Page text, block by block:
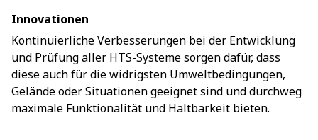
Innovationen
Kontinuierliche Verbesserungen bei der Entwicklung
und Prüfung aller HTS-Systeme sorgen dafür, dass
diese auch für die widrigsten Umweltbedingungen,
Gelände oder Situationen geeignet sind und durchweg
maximale Funktionalität und Haltbarkeit bieten.